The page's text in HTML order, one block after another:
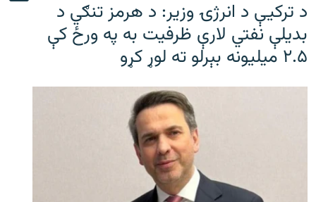
د ترکیې د انرژۍ وزیر: د هرمز تنګي د
بدیلې نفتي لارې ظرفیت به په ورځ کې
۲.۵ میلیونه بېرلو ته لوړ کړو